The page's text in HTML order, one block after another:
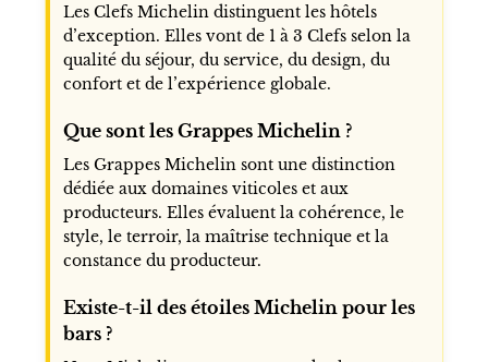
Les Clefs Michelin distinguent les hôtels
d’exception. Elles vont de 1 à 3 Clefs selon la
qualité du séjour, du service, du design, du
confort et de l’expérience globale.
Que sont les Grappes Michelin ?
Les Grappes Michelin sont une distinction
dédiée aux domaines viticoles et aux
producteurs. Elles évaluent la cohérence, le
style, le terroir, la maîtrise technique et la
constance du producteur.
Existe-t-il des étoiles Michelin pour les
bars ?